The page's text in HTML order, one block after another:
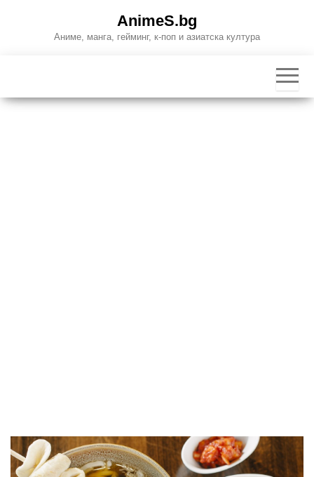
AnimeS.bg
Аниме, манга, гейминг, к-поп и азиатска култура